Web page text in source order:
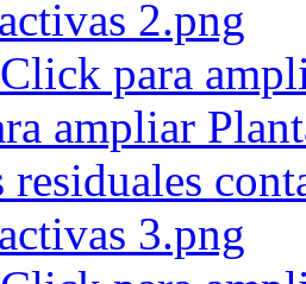
Click para